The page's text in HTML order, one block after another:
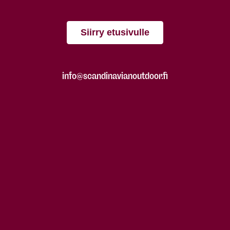
Siirry etusivulle
info@scandinavianoutdoor.fi